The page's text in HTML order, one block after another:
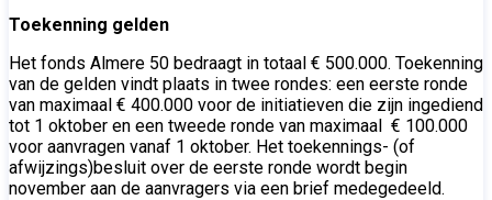
Toekenning gelden
Het fonds Almere 50 bedraagt in totaal € 500.000. Toekenning
van de gelden vindt plaats in twee rondes: een eerste ronde
van maximaal € 400.000 voor de initiatieven die zijn ingediend
tot 1 oktober en een tweede ronde van maximaal € 100.000
voor aanvragen vanaf 1 oktober. Het toekennings- (of
afwijzings)besluit over de eerste ronde wordt begin
november aan de aanvragers via een brief medegedeeld.